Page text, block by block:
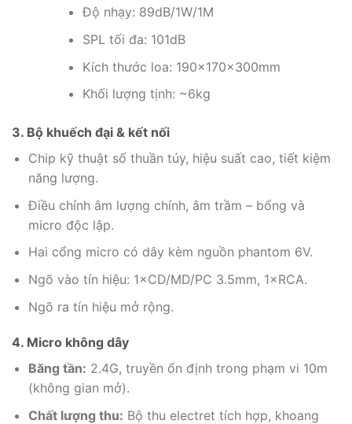
Độ nhạy: 89dB/1W/1M
SPL tối đa: 101dB
Kích thước loa: 190×170×300mm
Khối lượng tịnh: ~6kg
3. Bộ khuếch đại & kết nối
Chip kỹ thuật số thuần túy, hiệu suất cao, tiết kiệm
năng lượng.
Điều chỉnh âm lượng chính, âm trầm – bổng và
micro độc lập.
Hai cổng micro có dây kèm nguồn phantom 6V.
Ngõ vào tín hiệu: 1×CD/MD/PC 3.5mm, 1×RCA.
Ngõ ra tín hiệu mở rộng.
4. Micro không dây
Băng tần: 2.4G, truyền ổn định trong phạm vi 10m
(không gian mở).
Chất lượng thu: Bộ thu electret tích hợp, khoang